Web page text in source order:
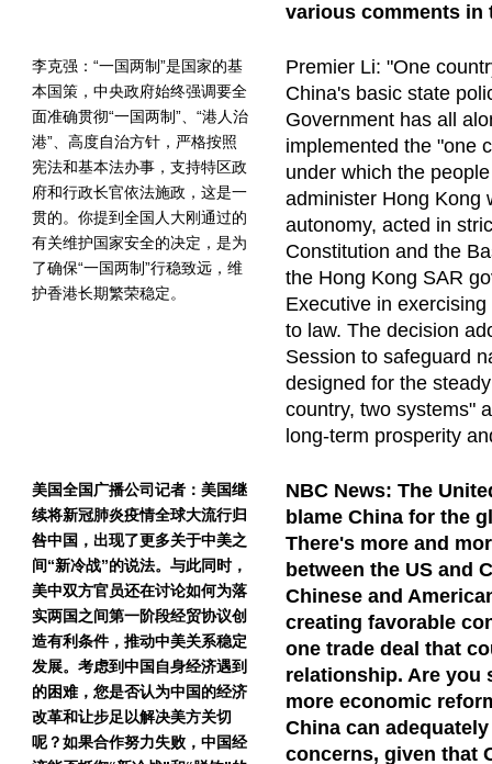
various comments in
李克强：“一国两制”是国家的基
本国策，中央政府始终强调要全
面准确贯彻“一国两制”、“港人治
港”、高度自治方针，严格按照
宪法和基本法办事，支持特区政
府和行政长官依法施政，这是一
贯的。你提到全国人大刚通过的
有关维护国家安全的决定，是为
了确保“一国两制”行稳致远，维
护香港长期繁荣稳定。
Premier Li: "One
China's basic state
Government has all
implemented the "one
under which the
administer Hong Kong
autonomy, acted in
Constitution and the
the Hong Kong SAR
Executive in
to law. The decision
Session to safeguard
designed for the
country, two systems"
long-term prosperity
美国全国广播公司记者：美国继
续将新冠肺炎疫情全球大流行归
咎中国，出现了更多关于中美之
间“新冷战”的说法。与此同时，
美中双方官员还在讨论如何为落
实两国之间第一阶段经贸协议创
造有利条件，推动中美关系稳定
发展。考虑到中国自身经济遇到
的困难，您是否认为中国的经济
改革和让步足以解决美方关切
呢？如果合作努力失败，中国经
NBC News: The
blame China for the
There's more and
between the US and
Chinese and
creating favorable
one trade deal that
relationship. Are you
more economic
China can
concerns, given that